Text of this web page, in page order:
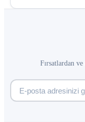
Fırsatlardan